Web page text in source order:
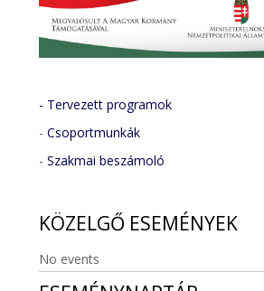
- Tervezett programok
-Csoportmunkák
-Szakmai beszámoló
KÖZELGŐ ESEMÉNYEK
No events